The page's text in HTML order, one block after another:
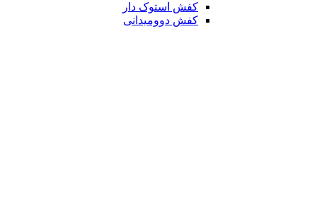
کفش استوک دار
کفش دوومیدانی